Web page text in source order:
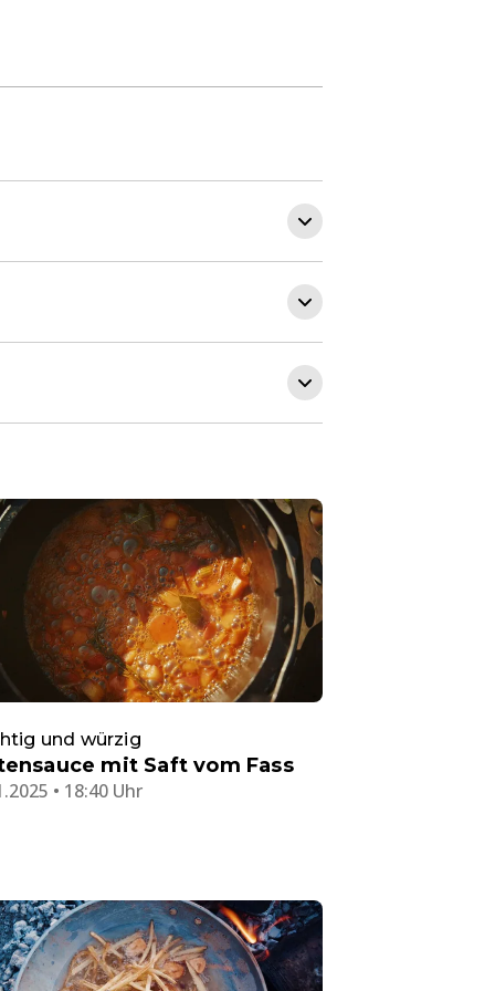
und würzig
mit Saft vom Fass
• 18:40 Uhr